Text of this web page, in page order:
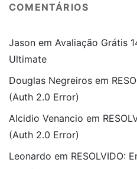
COMENTÁRIOS
Jason em Avaliação Grátis
Ultimate
Douglas Negreiros em
(Auth 2.0 Error)
Alcidio Venancio em
(Auth 2.0 Error)
Leonardo em RESOLVIDO: